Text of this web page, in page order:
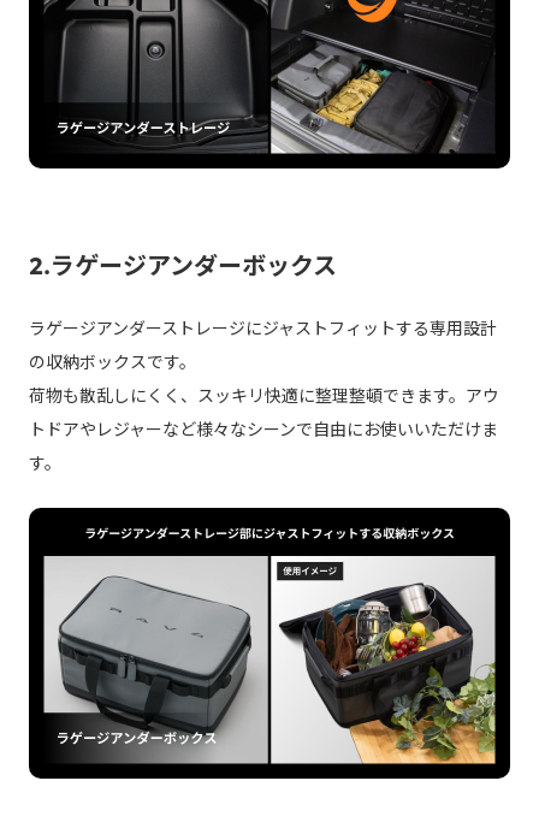
2.ラゲージアンダーボックス
ラゲージアンダーストレージにジャストフィットする専用設計
の収納ボックスです。
荷物も散乱しにくく、スッキリ快適に整理整頓できます。アウ
トドアやレジャーなど様々なシーンで自由にお使いいただけま
す。